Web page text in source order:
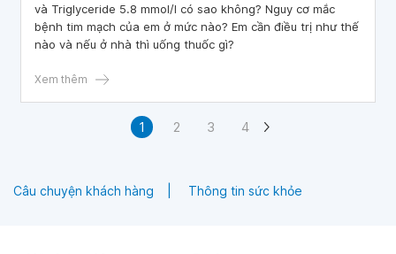
và Triglyceride 5.8 mmol/l có sao không? Nguy cơ mắc
bệnh tim mạch của em ở mức nào? Em cần điều trị như thế
nào và nếu ở nhà thì uống thuốc gì?
Xem thêm
1 2 3 4
Câu chuyện khách hàng Thông tin sức khỏe